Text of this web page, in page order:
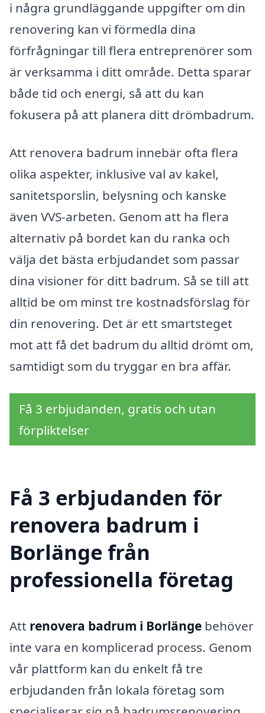
i några grundläggande uppgifter om din
renovering kan vi förmedla dina
förfrågningar till flera entreprenörer som
är verksamma i ditt område. Detta sparar
både tid och energi, så att du kan
fokusera på att planera ditt drömbadrum.
Att renovera badrum innebär ofta flera
olika aspekter, inklusive val av kakel,
sanitetsporslin, belysning och kanske
även VVS-arbeten. Genom att ha flera
alternativ på bordet kan du ranka och
välja det bästa erbjudandet som passar
dina visioner för ditt badrum. Så se till att
alltid be om minst tre kostnadsförslag för
din renovering. Det är ett smartsteget
mot att få det badrum du alltid drömt om,
samtidigt som du tryggar en bra affär.
Få 3 erbjudanden, gratis och utan
förpliktelser
Få 3 erbjudanden för
renovera badrum i
Borlänge från
professionella företag
Att renovera badrum i Borlänge behöver
inte vara en komplicerad process. Genom
vår plattform kan du enkelt få tre
erbjudanden från lokala företag som